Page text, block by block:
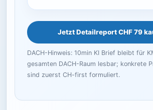
Jetzt Detailreport CHF 79
DACH-Hinweis: 10min KI Brief bleibt für
gesamten DACH-Raum lesbar; konkrete
sind zuerst CH-first formuliert.